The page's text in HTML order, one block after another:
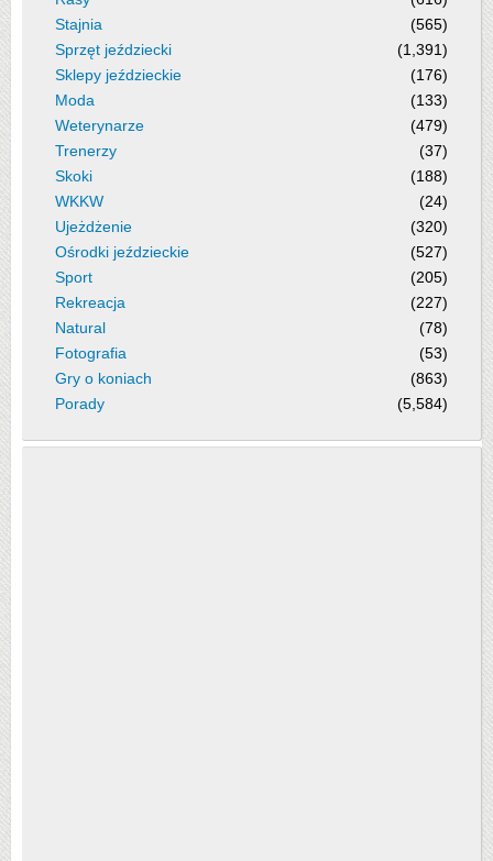
Stajnia
(565)
Sprzęt jeździecki
(1,391)
Sklepy jeździeckie
(176)
Moda
(133)
Weterynarze
(479)
Trenerzy
(37)
Skoki
(188)
WKKW
(24)
Ujeżdżenie
(320)
Ośrodki jeździeckie
(527)
Sport
(205)
Rekreacja
(227)
Natural
(78)
Fotografia
(53)
Gry o koniach
(863)
Porady
(5,584)